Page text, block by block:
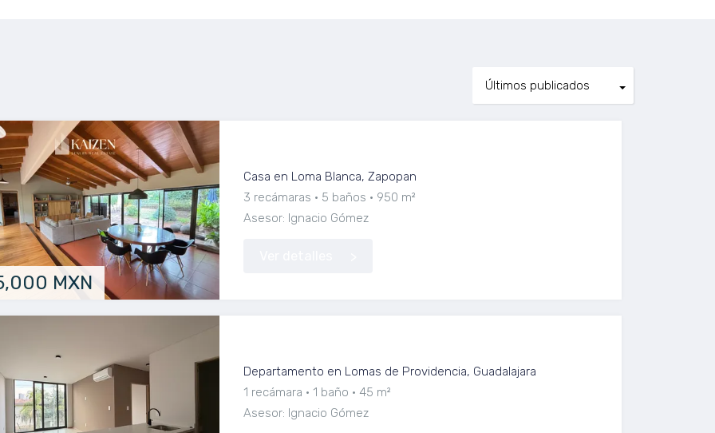
MXN
Casa en Loma Blanca, Zapopan
3 recámaras
5 baños
950 m²
Asesor: Ignacio Gómez
Departamento en Lomas de Providencia, Guadalajara
1 recámara
1 baño
45 m²
Asesor: Ignacio Gómez